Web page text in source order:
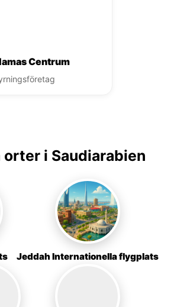
Centrum
orter i Saudiarabien
Jeddah Internationella flygplats